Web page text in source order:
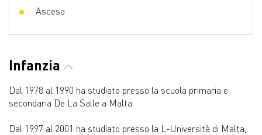
Ascesa
Infanzia
Dal 1978 al 1990 ha studiato presso la scuola primaria e
secondaria De La Salle a Malta.
Dal 1997 al 2001 ha studiato presso la L-Università di Malta,